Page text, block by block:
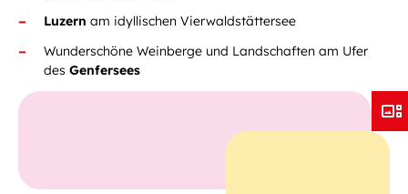
Luzern am idyllischen Vierwaldstättersee
Wunderschöne Weinberge und Landschaften am Ufer
des Genfersees